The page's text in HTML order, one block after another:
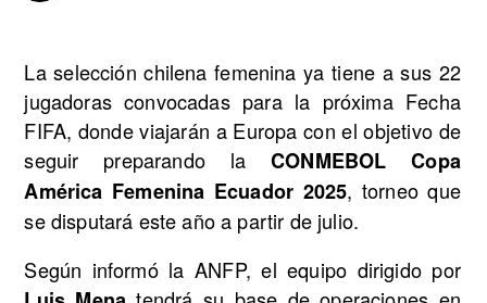
La selección chilena femenina ya tiene a sus 22
jugadoras convocadas para la próxima Fecha
FIFA, donde viajarán a Europa con el objetivo de
seguir preparando la CONMEBOL Copa
América Femenina Ecuador 2025, torneo que
se disputará este año a partir de julio.
Según informó la ANFP, el equipo dirigido por